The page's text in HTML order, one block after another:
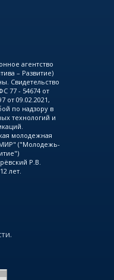
агентство
– Развитие)
Свидетельство
77 - 54674 от
от 09.02.2021,
по надзору в
технологий и
молодежная
("Молодежь-
Р.В.
лет.